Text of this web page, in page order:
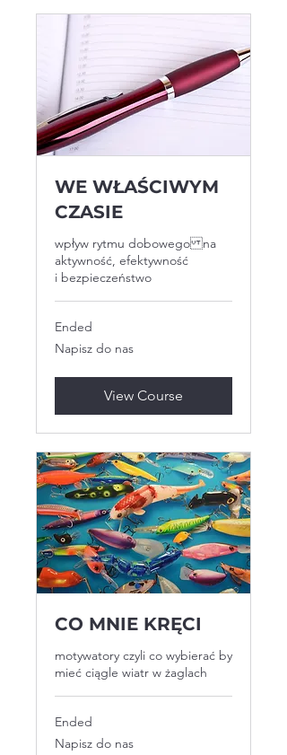
WE WŁAŚCIWYM
CZASIE
wpływ rytmu dobowego na
aktywność, efektywność
i bezpieczeństwo
Ended
Napisz
do
Napisz do nas
View Course
CO MNIE KRĘCI
motywatory czyli co wybierać by
mieć ciągle wiatr w żaglach
Ended
Napisz
do
Napisz do nas